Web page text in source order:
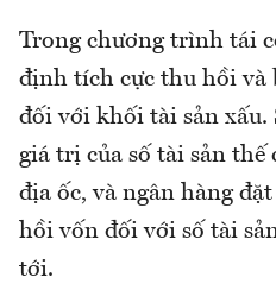
Trong chương trình tái
định tích cực thu hồi và
đối với khối tài sản xấu.
giá trị của số tài sản thế
địa ốc, và ngân hàng
hồi vốn đối với số tài
tới.